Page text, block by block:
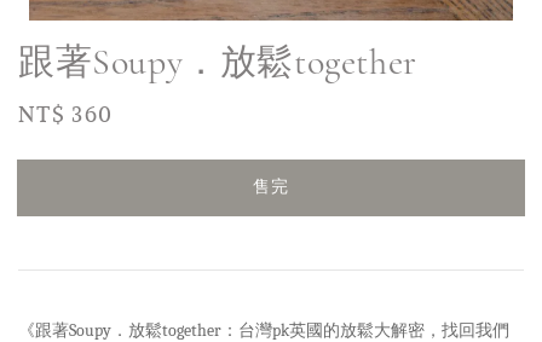
跟著Soupy．放鬆together
Regular
NT$ 360
售完
《跟著Soupy．放鬆together：台灣pk英國的放鬆大解密，找回我們